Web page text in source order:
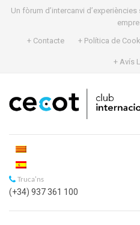
Un fòrum d’intercanvi
+ Contacte
+ Política de
+ Avís
Truca'ns
(+34) 937 361 100